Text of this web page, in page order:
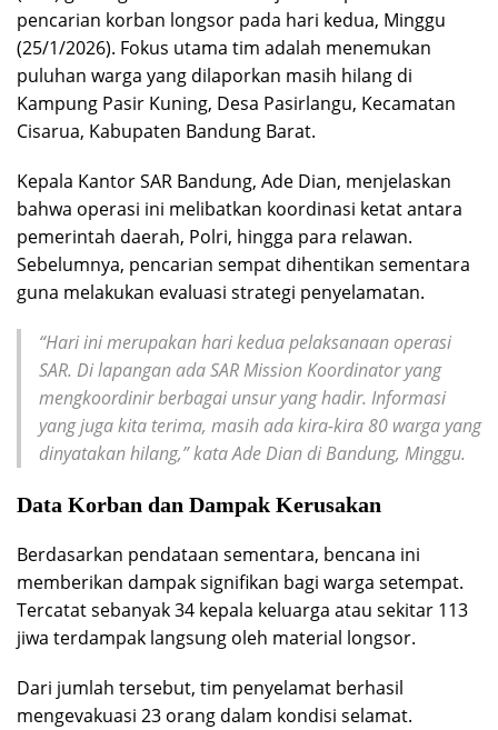
pencarian korban longsor pada hari kedua, Minggu
(25/1/2026). Fokus utama tim adalah menemukan
puluhan warga yang dilaporkan masih hilang di
Kampung Pasir Kuning, Desa Pasirlangu, Kecamatan
Cisarua, Kabupaten Bandung Barat.
Kepala Kantor SAR Bandung, Ade Dian, menjelaskan
bahwa operasi ini melibatkan koordinasi ketat antara
pemerintah daerah, Polri, hingga para relawan.
Sebelumnya, pencarian sempat dihentikan sementara
guna melakukan evaluasi strategi penyelamatan.
“Hari ini merupakan hari kedua pelaksanaan operasi
SAR. Di lapangan ada SAR Mission Koordinator yang
mengkoordinir berbagai unsur yang hadir. Informasi
yang juga kita terima, masih ada kira-kira 80 warga yang
dinyatakan hilang,” kata Ade Dian di Bandung, Minggu.
Data Korban dan Dampak Kerusakan
Berdasarkan pendataan sementara, bencana ini
memberikan dampak signifikan bagi warga setempat.
Tercatat sebanyak 34 kepala keluarga atau sekitar 113
jiwa terdampak langsung oleh material longsor.
Dari jumlah tersebut, tim penyelamat berhasil
mengevakuasi 23 orang dalam kondisi selamat.